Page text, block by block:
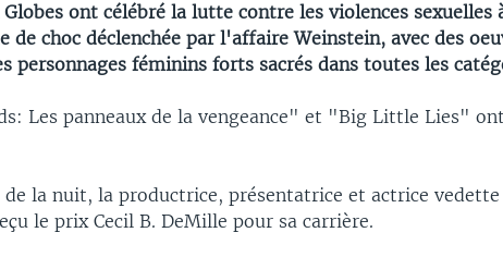
Globes ont célébré la lutte contre les violences sexuelles
de choc déclenchée par l'affaire Weinstein, avec des
personnages féminins forts sacrés dans toutes les
Les panneaux de la vengeance" et "Big Little Lies"
la nuit, la productrice, présentatrice et actrice
le prix Cecil B. DeMille pour sa carrière.